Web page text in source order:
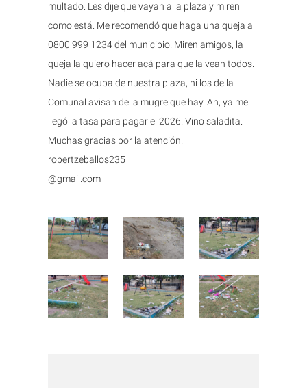
multado. Les dije que vayan a la plaza y miren
como está. Me recomendó que haga una queja al
0800 999 1234 del municipio. Miren amigos, la
queja la quiero hacer acá para que la vean todos.
Nadie se ocupa de nuestra plaza, ni los de la
Comunal avisan de la mugre que hay. Ah, ya me
llegó la tasa para pagar el 2026. Vino saladita.
Muchas gracias por la atención.
robertzeballos235
@gmail.com